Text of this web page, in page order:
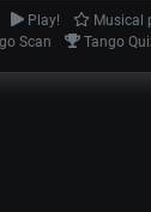
Play!
Musical
Scan Tango